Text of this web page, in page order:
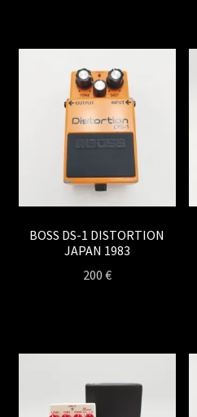
BOSS DS-1 DISTORTION
JAPAN 1983
200 €